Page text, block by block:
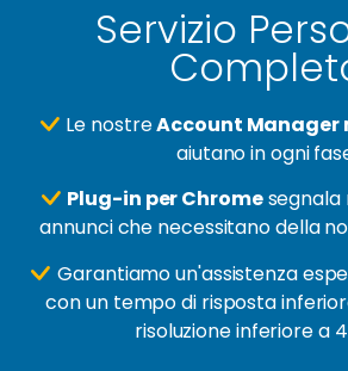
Servizio
Le nostreAccount
aiutano in ogni
Plug-in per Chromesegnala
annunci che necessitano della
Garantiamo un'assistenza
con un tempo di risposta
risoluzione inferiore a